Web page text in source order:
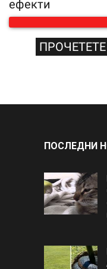
ефекти
ПОСЛЕДНИ